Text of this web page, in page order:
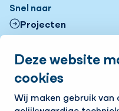
Deze website
cookies
Wij maken gebruik van
Snel naar
Projecten
Onze vestigingen